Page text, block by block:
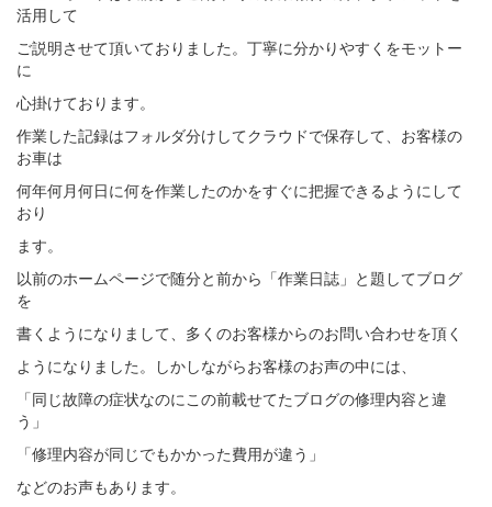
活用して
ご説明させて頂いておりました。丁寧に分かりやすくをモットー
に
心掛けております。
作業した記録はフォルダ分けしてクラウドで保存して、お客様の
お車は
何年何月何日に何を作業したのかをすぐに把握できるようにして
おり
ます。
以前のホームページで随分と前から「作業日誌」と題してブログ
を
書くようになりまして、多くのお客様からのお問い合わせを頂く
ようになりました。しかしながらお客様のお声の中には、
「同じ故障の症状なのにこの前載せてたブログの修理内容と違
う」
「修理内容が同じでもかかった費用が違う」
などのお声もあります。